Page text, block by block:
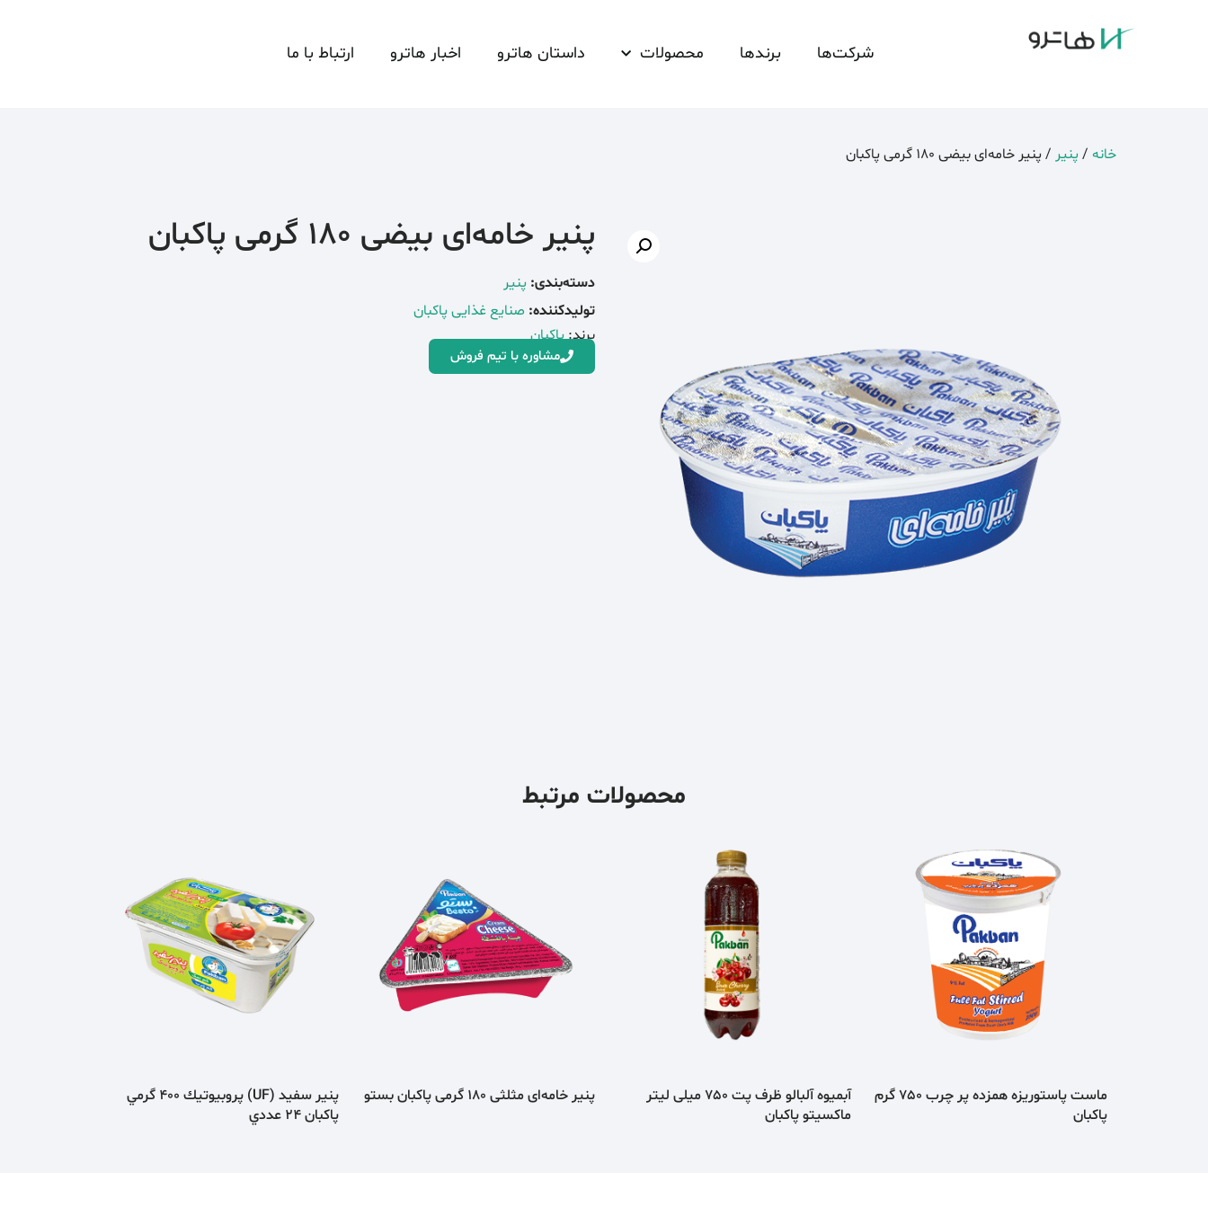
شرکت‌ها برندها محصولات داستان هاترو اخبار هاترو ارتباط با ما
خانه /پنیر / پنیر خامه‌ای بیضی 180 گرمی پاكبان
پنیر خامه‌ای بیضی 180 گرمی پاكبان
دسته‌بندی: پنیر
تولیدکننده: صنایع غذایی پاکبان
برند:پاکبان
مشاوره با تیم فروش
محصولات مرتبط
ماست پاستوریزه همزده پر چرب 750 گرم
پاكبان
آبمیوه آلبالو ظرف پت 750 میلی لیتر
ماكسیتو پاكبان
پنیر خامه‌ای مثلثی 180 گرمی پاكبان بستو
پنير سفيد (UF) پروبيوتيك 400 گرمي
پاكبان 24 عددي